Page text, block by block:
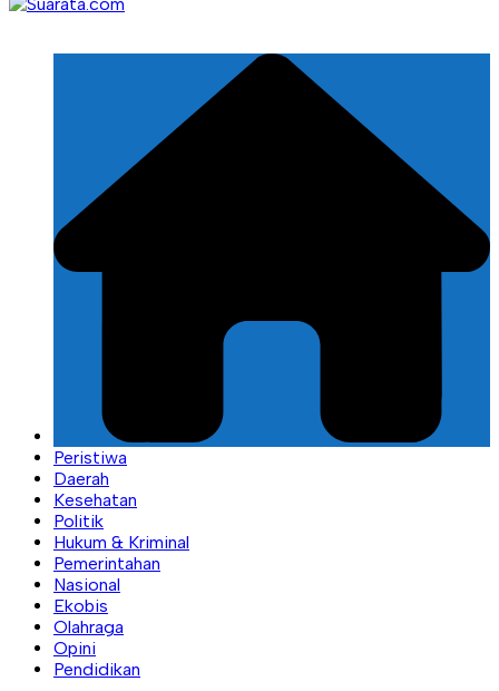
Peristiwa
Daerah
Kesehatan
Politik
Hukum & Kriminal
Pemerintahan
Nasional
Ekobis
Olahraga
Opini
Pendidikan